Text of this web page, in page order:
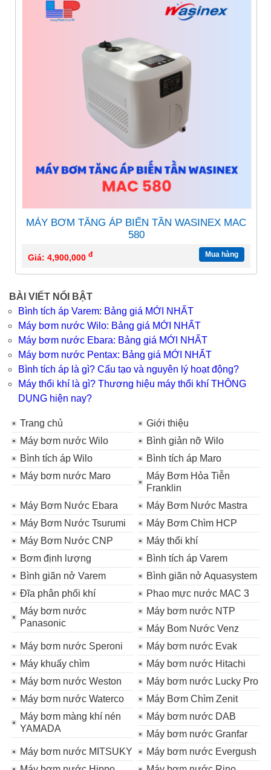
MÁY BƠM TĂNG ÁP BIẾN TẦN WASINEX MAC
580
Giá: 4,900,000 đ Mua hàng
BÀI VIẾT NỔI BẬT
Bình tích áp Varem: Bảng giá MỚI NHẤT
Máy bơm nước Wilo: Bảng giá MỚI NHẤT
Máy bơm nước Ebara: Bảng giá MỚI NHẤT
Máy bơm nước Pentax: Bảng giá MỚI NHẤT
Bình tích áp là gì? Cấu tạo và nguyên lý hoạt động?
Máy thổi khí là gì? Thương hiệu máy thổi khí THÔNG
DỤNG hiện nay?
Trang chủ
Giới thiệu
Máy bơm nước Wilo
Bình giản nỡ Wilo
Bình tích áp Wilo
Bình tích áp Maro
Máy bơm nước Maro
Máy Bơm Hỏa Tiễn
Franklin
Máy Bơm Nước Ebara
Máy Bơm Nước Mastra
Máy Bơm Nước Tsurumi
Máy Bơm Chìm HCP
Máy Bơm Nước CNP
Máy thổi khí
Bơm định lượng
Bình tích áp Varem
Bình giãn nở Varem
Bình giãn nở Aquasystem
Đĩa phân phối khí
Phao mực nước MAC 3
Máy bơm nước
Panasonic
Máy bơm nước NTP
Máy Bom Nước Venz
Máy bơm nước Speroni
Máy bơm nước Evak
Máy khuấy chìm
Máy bơm nước Hitachi
Máy bơm nước Weston
Máy bơm nước Lucky Pro
Máy bơm nước Waterco
Máy Bơm Chìm Zenit
Máy bơm màng khí nén
YAMADA
Máy bơm nước DAB
Máy bơm nước Granfar
Máy bơm nước MITSUKY
Máy bơm nước Evergush